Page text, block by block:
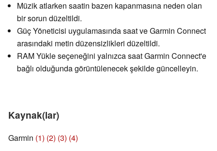
Müzik atlarken saatin bazen kapanmasına neden olan
bir sorun düzeltildi.
Güç Yöneticisi uygulamasında saat ve Garmin Connect
arasındaki metin düzensizlikleri düzeltildi.
RAM Yükle seçeneğini yalnızca saat Garmin Connect'e
bağlı olduğunda görüntülenecek şekilde güncelleyin.
Kaynak(lar)
Garmin (1) (2) (3) (4)